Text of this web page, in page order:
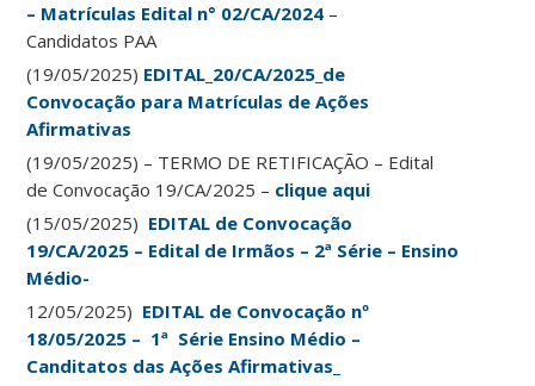
– Matrículas Edital n° 02/CA/2024 –
Candidatos PAA
(19/05/2025) EDITAL_20/CA/2025_de
Convocação para Matrículas de Ações
Afirmativas
(19/05/2025) – TERMO DE RETIFICAÇÃO – Edital
de Convocação 19/CA/2025 – clique aqui
(15/05/2025) EDITAL de Convocação
19/CA/2025 – Edital de Irmãos – 2ª Série – Ensino
Médio-
12/05/2025) EDITAL de Convocação nº
18/05/2025 – 1ª Série Ensino Médio –
Canditatos das Ações Afirmativas_